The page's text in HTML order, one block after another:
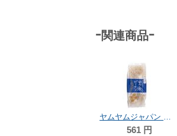
-関連商品-
ヤムヤムジャパン 玄米ビーフン 40g×3個
561 円